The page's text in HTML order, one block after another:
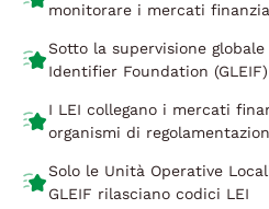
monitorare i mercati
Sotto la supervisione
Identifier Foundation (GLEIF)
I LEI collegano i mercati
organismi di
Solo le Unità Operative
GLEIF rilasciano codici LEI